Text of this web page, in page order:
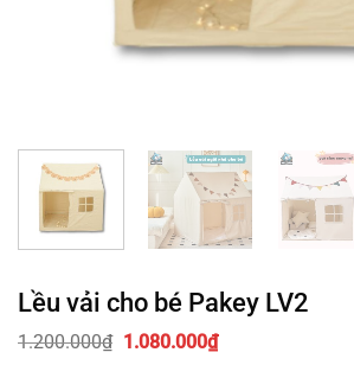
Lều vải cho bé Pakey LV2
1.200.000₫ Giá
1.080.000₫Giá
hiện